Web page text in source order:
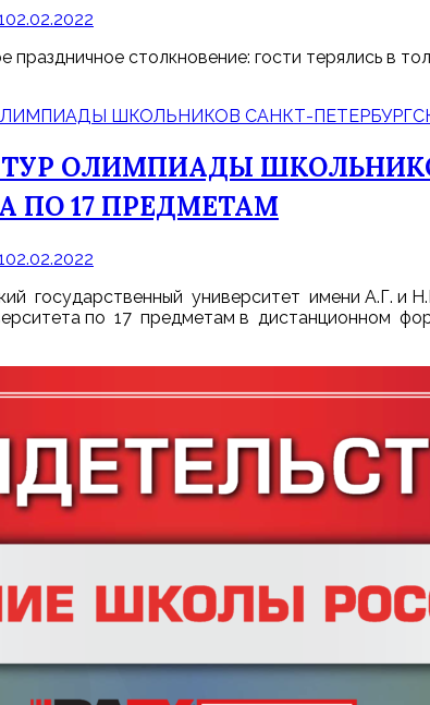
02.02.2022
праздничное столкновение: гости терялись в
ОЛИМПИАДЫ
ПО 17 ПРЕДМЕТАМ
02.02.2022
государственный университет имени А.Г. и
по 17 предметам в дистанционном